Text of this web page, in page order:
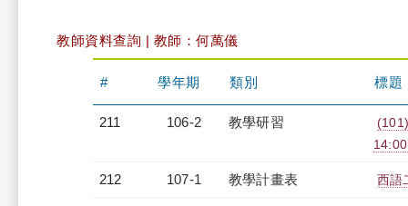
教師資料查詢 | 教師：何萬儀
# 學年期 類別 標題
211 106-2 教學研習
212 107-1 教學計畫表 西語